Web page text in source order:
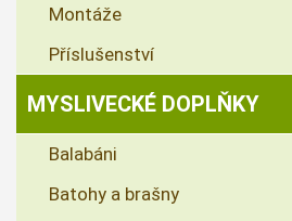
Montáže
Příslušenství
MYSLIVECKÉ DOPLŇKY
Balabáni
Batohy a brašny